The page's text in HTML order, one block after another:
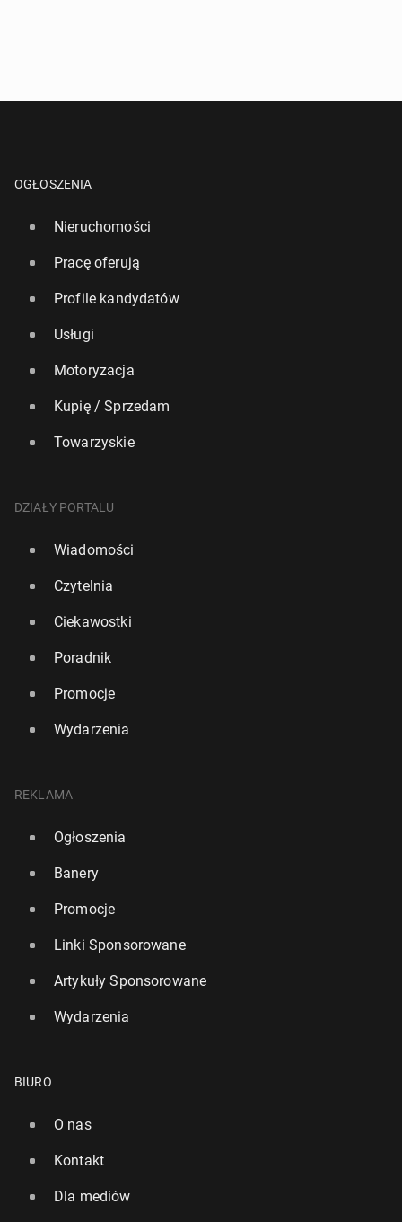
OGŁOSZENIA
Nieruchomości
Pracę oferują
Profile kandydatów
Usługi
Motoryzacja
Kupię / Sprzedam
Towarzyskie
DZIAŁY PORTALU
Wiadomości
Czytelnia
Ciekawostki
Poradnik
Promocje
Wydarzenia
REKLAMA
Ogłoszenia
Banery
Promocje
Linki Sponsorowane
Artykuły Sponsorowane
Wydarzenia
BIURO
O nas
Kontakt
Dla mediów